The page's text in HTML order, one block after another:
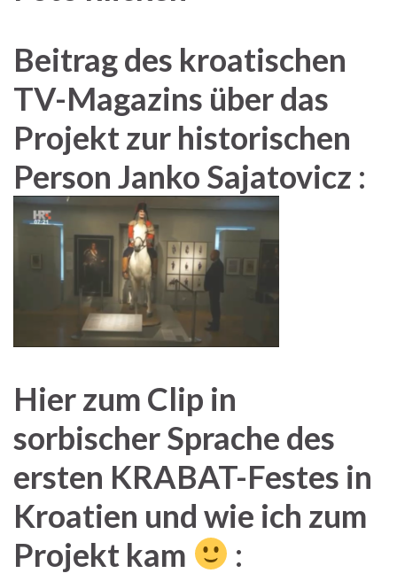
Beitrag des kroatischen
TV-Magazins über das
Projekt zur historischen
Person Janko Sajatovicz :
Hier zum Clip in
sorbischer Sprache des
ersten KRABAT-Festes in
Kroatien und wie ich zum
Projekt kam
: